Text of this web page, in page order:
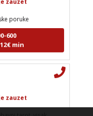
600
min
poruke
600
min
zauzet
tarot, visak